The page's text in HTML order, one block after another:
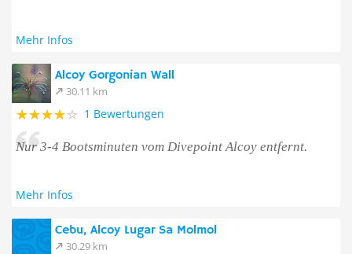
Mehr Infos
Alcoy Gorgonian Wall
30.11 km
1 Bewertungen
Nur 3-4 Bootsminuten vom Divepoint Alcoy entfernt.
Mehr Infos
Cebu, Alcoy Lugar Sa Molmol
30.29 km